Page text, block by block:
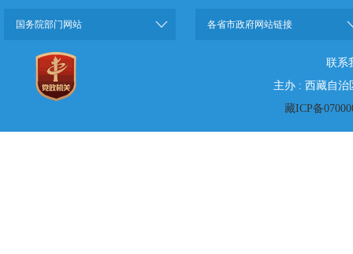
国务院部门网站 各省市政府网站链接
联系
主办 : 西藏自治
藏ICP备